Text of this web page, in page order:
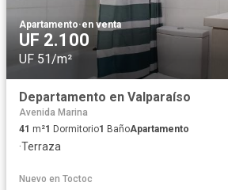
Apartamento·en venta
UF 2.100
UF 51/m²
Departamento en Valparaíso
Avenida Marina
41 m²1 Dormitorio1 BañoApartamento
·Terraza
Nuevo en Toctoc